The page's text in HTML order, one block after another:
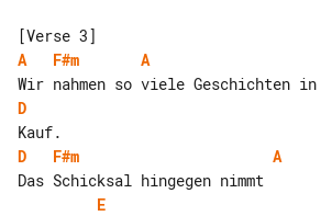
A
F#m
A
D
D
F#m
A
E